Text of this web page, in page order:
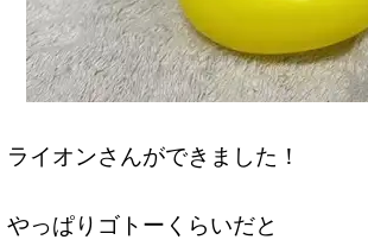
ライオンさんができました！
やっぱりゴトーくらいだと